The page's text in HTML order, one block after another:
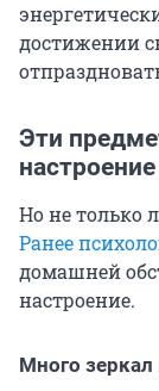
достижении
Эти
настроение
Но не только
Ранее
домашней
настроение.
Много